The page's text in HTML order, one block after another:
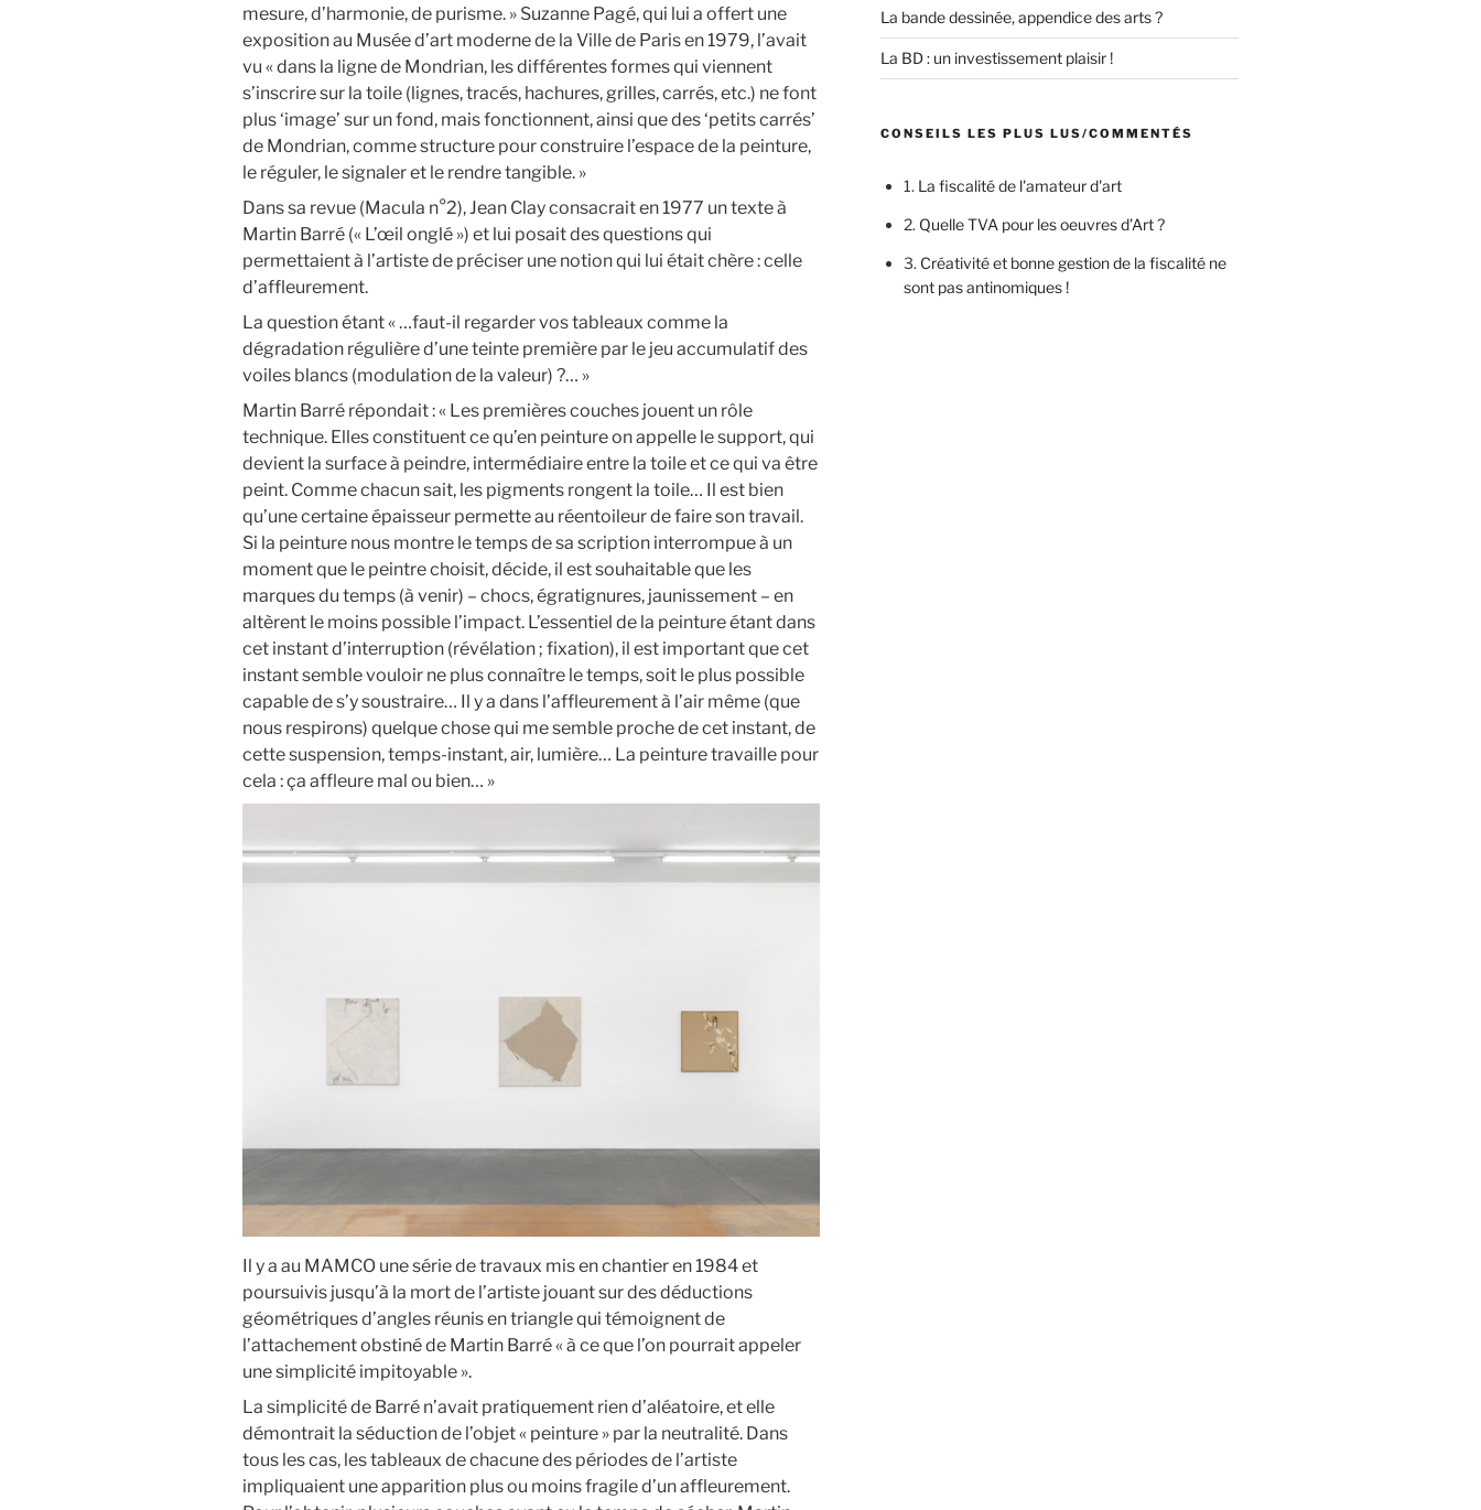
mesure, d’harmonie, de purisme. » Suzanne Pagé, qui lui a offert une
exposition au Musée d’art moderne de la Ville de Paris en 1979, l’avait
vu « dans la ligne de Mondrian, les différentes formes qui viennent
s’inscrire sur la toile (lignes, tracés, hachures, grilles, carrés, etc.) ne font
plus ‘image’ sur un fond, mais fonctionnent, ainsi que des ‘petits carrés’
de Mondrian, comme structure pour construire l’espace de la peinture,
le réguler, le signaler et le rendre tangible. »
Dans sa revue (Macula n°2), Jean Clay consacrait en 1977 un texte à
Martin Barré (« L’œil onglé ») et lui posait des questions qui
permettaient à l’artiste de préciser une notion qui lui était chère : celle
d’affleurement.
La question étant « …faut-il regarder vos tableaux comme la
dégradation régulière d’une teinte première par le jeu accumulatif des
voiles blancs (modulation de la valeur) ?… »
Martin Barré répondait : « Les premières couches jouent un rôle
technique. Elles constituent ce qu’en peinture on appelle le support, qui
devient la surface à peindre, intermédiaire entre la toile et ce qui va être
peint. Comme chacun sait, les pigments rongent la toile… Il est bien
qu’une certaine épaisseur permette au réentoileur de faire son travail.
Si la peinture nous montre le temps de sa scription interrompue à un
moment que le peintre choisit, décide, il est souhaitable que les
marques du temps (à venir) – chocs, égratignures, jaunissement – en
altèrent le moins possible l’impact. L’essentiel de la peinture étant dans
cet instant d’interruption (révélation ; fixation), il est important que cet
instant semble vouloir ne plus connaître le temps, soit le plus possible
capable de s’y soustraire… Il y a dans l’affleurement à l’air même (que
nous respirons) quelque chose qui me semble proche de cet instant, de
cette suspension, temps-instant, air, lumière… La peinture travaille pour
cela : ça affleure mal ou bien… »
Il y a au MAMCO une série de travaux mis en chantier en 1984 et
poursuivis jusqu’à la mort de l’artiste jouant sur des déductions
géométriques d’angles réunis en triangle qui témoignent de
l’attachement obstiné de Martin Barré « à ce que l’on pourrait appeler
une simplicité impitoyable ».
La simplicité de Barré n’avait pratiquement rien d’aléatoire, et elle
démontrait la séduction de l’objet « peinture » par la neutralité. Dans
tous les cas, les tableaux de chacune des périodes de l’artiste
impliquaient une apparition plus ou moins fragile d’un affleurement.
La bande dessinée, appendice des arts ?
La BD : un investissement plaisir !
CONSEILS LES PLUS LUS/COMMENTÉS
1. La fiscalité de l'amateur d'art
2. Quelle TVA pour les oeuvres d’Art ?
3. Créativité et bonne gestion de la fiscalité ne
sont pas antinomiques !